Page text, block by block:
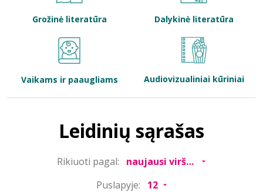
Bibliotekoms
Grožinė literatūra Dalykinė literatūra
Vaikams ir paaugliams Audiovizualiniai kūriniai
Leidinių sąrašas
Rikiuoti pagal:
Puslapyje: